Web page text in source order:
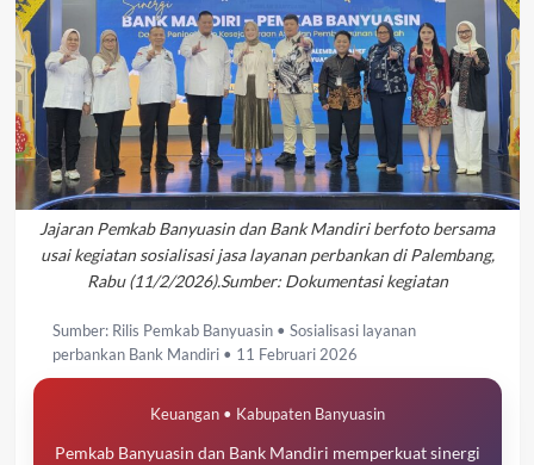
Jajaran Pemkab Banyuasin dan Bank Mandiri berfoto bersama
usai kegiatan sosialisasi jasa layanan perbankan di Palembang,
Rabu (11/2/2026).Sumber: Dokumentasi kegiatan
Sumber: Rilis Pemkab Banyuasin • Sosialisasi layanan
perbankan Bank Mandiri • 11 Februari 2026
Keuangan • Kabupaten Banyuasin
Pemkab Banyuasin dan Bank Mandiri memperkuat sinergi